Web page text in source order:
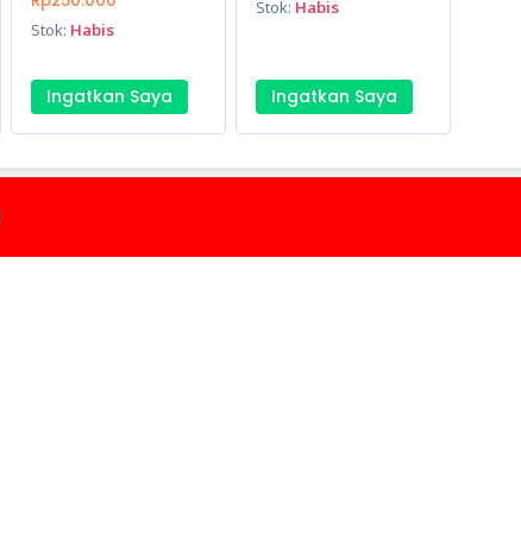
Stok: Habis
Ingatkan Saya
Stok: Habis
Ingatkan Saya